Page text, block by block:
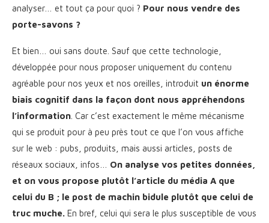
analyser… et tout ça pour quoi ? Pour nous vendre des
porte-savons ?
Et bien… oui sans doute. Sauf que cette technologie,
développée pour nous proposer uniquement du contenu
agréable pour nos yeux et nos oreilles, introduit un énorme
biais cognitif dans la façon dont nous appréhendons
l’information . Car c’est exactement le même mécanisme
qui se produit pour à peu près tout ce que l’on vous affiche
sur le web : pubs, produits, mais aussi articles, posts de
réseaux sociaux, infos… On analyse vos petites données,
et on vous propose plutôt l’article du média A que
celui du B ; le post de machin bidule plutôt que celui de
truc muche. En bref, celui qui sera le plus susceptible de vous